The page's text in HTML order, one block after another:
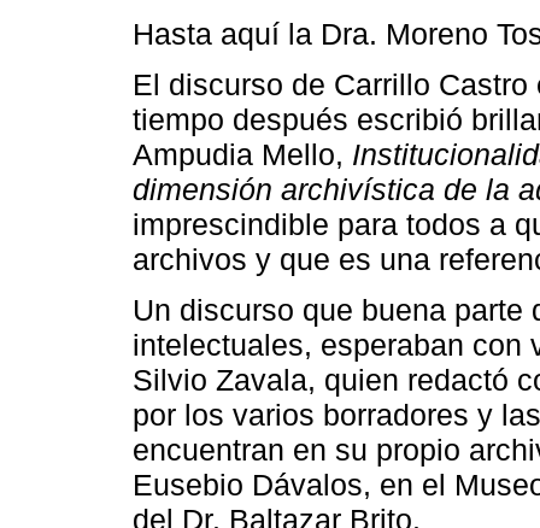
Hasta aquí la Dra. Moreno
El discurso de Carrillo
tiempo después escribió
Ampudia Mello,
dimensión archivística de la
imprescindible para todos a
archivos y que es una
Un discurso que buena
intelectuales, esperaban con
Silvio Zavala, quien redactó
por los varios borradores y
encuentran en su propio
Eusebio Dávalos, en el
del Dr. Baltazar Brito.